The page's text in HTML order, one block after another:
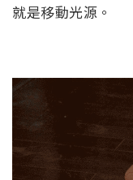
就是移動光源。